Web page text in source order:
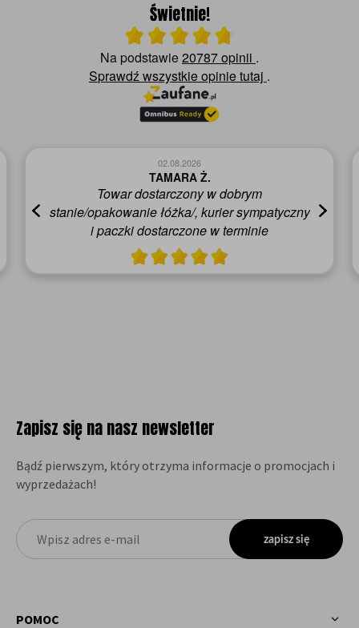
Świetnie!
Ocena średnia 4.8 na 5
Na podstawie20787 opinii .
Sprawdź wszystkie opinietutaj .
Kilka telefonów do firmy wykonałam,
pracownicy raczej się nie identyfikują z firmą ,
pomoc klientowi mizerna, natomiast firma
kurierska super
Agnieszka I.
Zapisz się na nasz newsletter
Bądź pierwszym, który otrzyma informacje o promocjach i
wyprzedażach!
zapisz się
POMOC